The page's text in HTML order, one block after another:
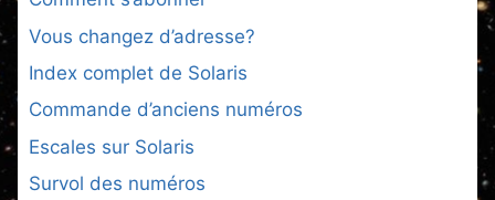
Vous changez d’adresse?
Index complet de Solaris
Commande d’anciens numéros
Escales sur Solaris
Survol des numéros